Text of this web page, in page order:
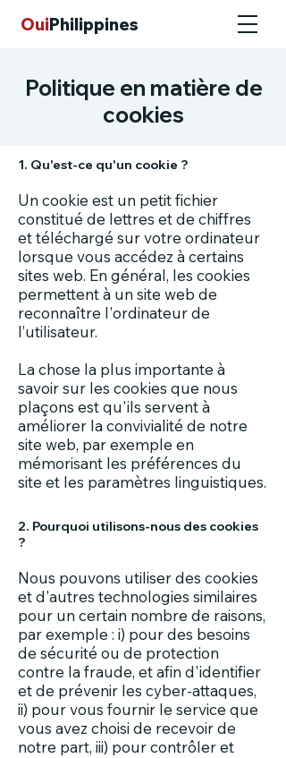
OuiPhilippines
Politique en matière de
cookies
1. Qu'est-ce qu'un cookie ?
Un cookie est un petit fichier
constitué de lettres et de chiffres
et téléchargé sur votre ordinateur
lorsque vous accédez à certains
sites web. En général, les cookies
permettent à un site web de
reconnaître l'ordinateur de
l’utilisateur.
La chose la plus importante à
savoir sur les cookies que nous
plaçons est qu'ils servent à
améliorer la convivialité de notre
site web, par exemple en
mémorisant les préférences du
site et les paramètres linguistiques.
2. Pourquoi utilisons-nous des cookies
?
Nous pouvons utiliser des cookies
et d'autres technologies similaires
pour un certain nombre de raisons,
par exemple : i) pour des besoins
de sécurité ou de protection
contre la fraude, et afin d'identifier
et de prévenir les cyber-attaques,
ii) pour vous fournir le service que
vous avez choisi de recevoir de
notre part, iii) pour contrôler et